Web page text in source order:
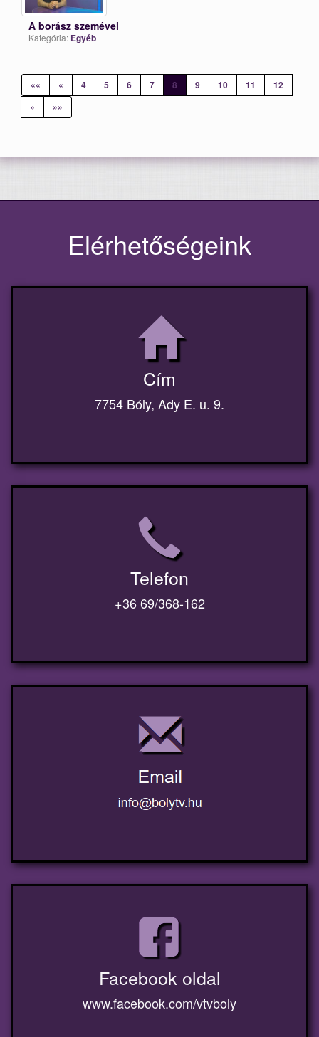
A borász szemével
Kategória: Egyéb
«« « 4 5 6 7 8 9 10 11
12
»
»»
Elérhetőségeink
Cím
7754 Bóly, Ady E. u. 9.
Telefon
+36 69/368-162
Facebook oldal
www.facebook.com/vtvboly